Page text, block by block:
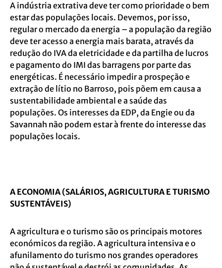
A indústria extrativa deve ter como prioridade o bem
estar das populações locais. Devemos, por isso,
regular o mercado da energia – a população da região
deve ter acesso a energia mais barata, através da
redução do IVA da eletricidade e da partilha de lucros
e pagamento do IMI das barragens por parte das
energéticas. É necessário impedir a prospeção e
extração de lítio no Barroso, pois põem em causa a
sustentabilidade ambiental e a saúde das
populações. Os interesses da EDP, da Engie ou da
Savannah não podem estar à frente do interesse das
populações locais.
A ECONOMIA (SALÁRIOS, AGRICULTURA E TURISMO
SUSTENTÁVEIS)
A agricultura e o turismo são os principais motores
económicos da região. A agricultura intensiva e o
afunilamento do turismo nos grandes operadores